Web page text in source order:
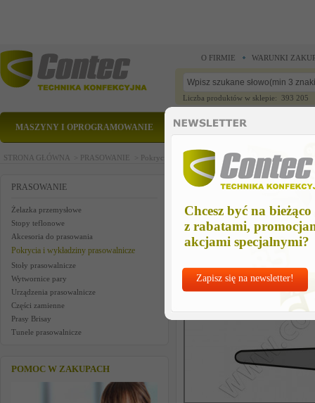
Chcesz być na bieżąco
z rabatami,
akcjami specjalnymi?
Zapisz się na newsletter!
O FIRMIE WARUNKI
Liczba produktów w sklepie: 393 205
MASZYNY I OPROGRAMOWANIE CZĘŚCI ZAMIENNE
STRONA GŁÓWNA > PRASOWANIE > Pokrycia i wykładziny prasowalnicze > Kompletne
PRASOWANIE
Żelazka przemysłowe
Stopy teflonowe
Akcesoria do prasowania
Pokrycia i wykładziny prasowalnicze
Stoły prasowalnicze
Wytwornice pary
Urządzenia prasowalnicze
Części zamienne
Prasy Brisay
Tunele prasowalnicze
POMOC W ZAKUPACH
Kompletne poszycie standard